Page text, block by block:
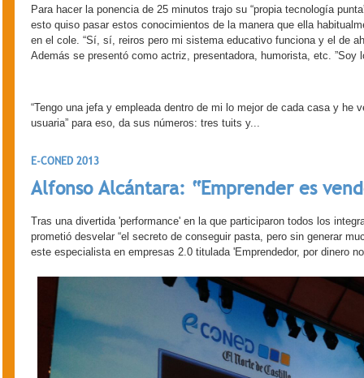
Para hacer la ponencia de 25 minutos trajo su “propia tecnología
esto quiso pasar estos conocimientos de la manera que ella
en el cole. “Sí, sí, reiros pero mi sistema educativo funciona y el de
Además se presentó como actriz, presentadora, humorista, etc. ”Soy
“Tengo una jefa y empleada dentro de mi lo mejor de cada casa y he
usuaria” para eso, da sus números: tres tuits y...
E-CONED 2013
Alfonso Alcántara: “Emprender es
Tras una divertida 'performance' en la que participaron todos los
prometió desvelar “el secreto de conseguir pasta, pero sin generar
este especialista en empresas 2.0 titulada 'Emprendedor, por dinero